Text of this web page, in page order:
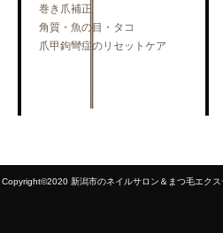
巻き爪補正
角質・魚の目・タコ
爪甲鉤彎症のリセットケア
Copyright©2020 新潟市のネイルサロン＆まつ毛エク